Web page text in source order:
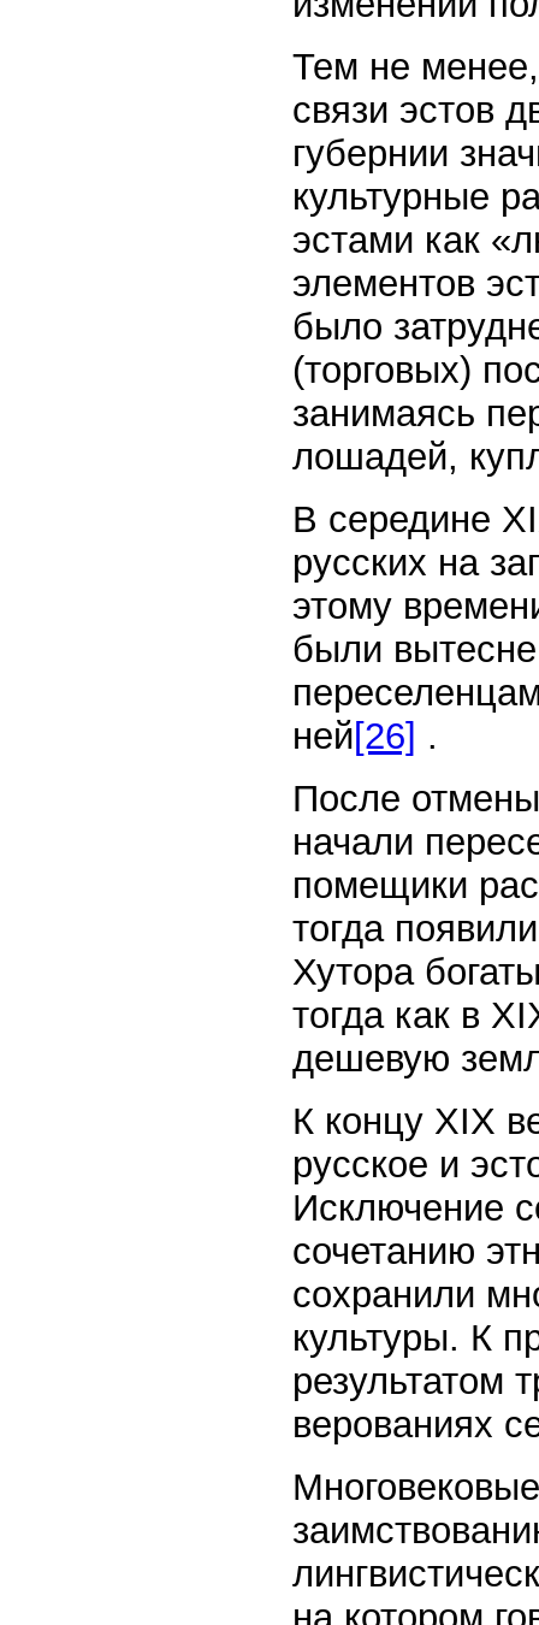
Тем не менее,
связи эстов
губернии
культурные
эстами как
элементов
было
(торговых)
занимаясь
лошадей,
В середине
русских на
этому
были
ней[26] .
После
начали
помещики
тогда
Хутора
тогда как в
дешевую
К концу XIX
русское и
Исключение
сочетанию
сохранили
культуры. К
результатом
верованиях